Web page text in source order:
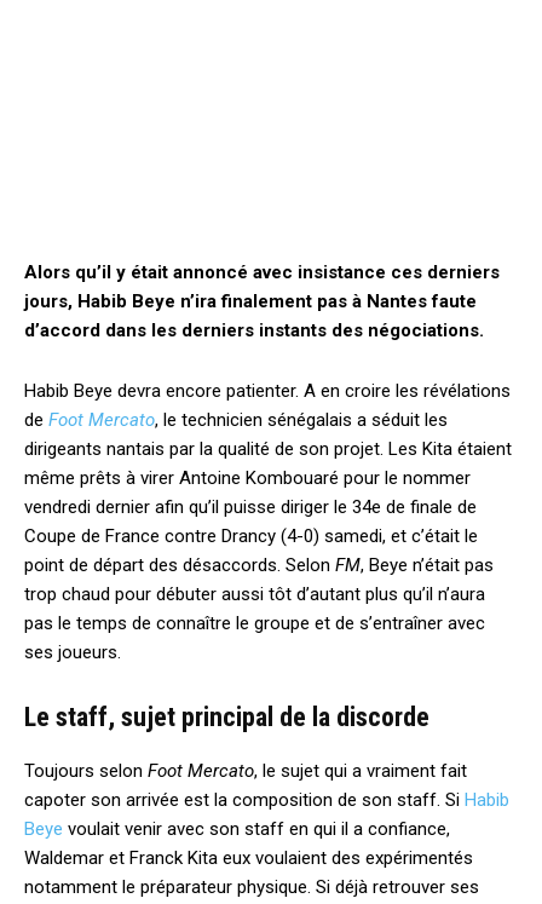
Alors qu’il y était annoncé avec insistance ces derniers
jours, Habib Beye n’ira finalement pas à Nantes faute
d’accord dans les derniers instants des négociations.
Habib Beye devra encore patienter. A en croire les révélations
de Foot Mercato, le technicien sénégalais a séduit les
dirigeants nantais par la qualité de son projet. Les Kita étaient
même prêts à virer Antoine Kombouaré pour le nommer
vendredi dernier afin qu’il puisse diriger le 34e de finale de
Coupe de France contre Drancy (4-0) samedi, et c’était le
point de départ des désaccords. Selon FM, Beye n’était pas
trop chaud pour débuter aussi tôt d’autant plus qu’il n’aura
pas le temps de connaître le groupe et de s’entraîner avec
ses joueurs.
Le staff, sujet principal de la discorde
Toujours selon Foot Mercato, le sujet qui a vraiment fait
capoter son arrivée est la composition de son staff. Si Habib
Beye voulait venir avec son staff en qui il a confiance,
Waldemar et Franck Kita eux voulaient des expérimentés
notamment le préparateur physique. Si déjà retrouver ses